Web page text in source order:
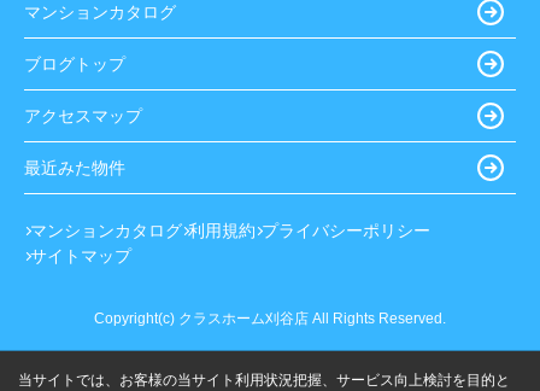
マンションカタログ
ブログトップ
アクセスマップ
最近みた物件
マンションカタログ 利用規約 プライバシーポリシー
サイトマップ
Copyright(c) クラスホーム刈谷店 All Rights Reserved.
当サイトでは、お客様の当サイト利用状況把握、サービス向上検討を目的と